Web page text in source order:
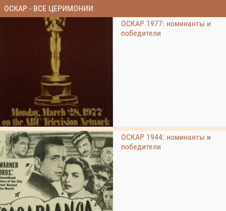
ОСКАР - ВСЕ ЦЕРИМОНИИ
ОСКАР 1977: номинанты и
победители
ОСКАР 1944: номинанты и
победители